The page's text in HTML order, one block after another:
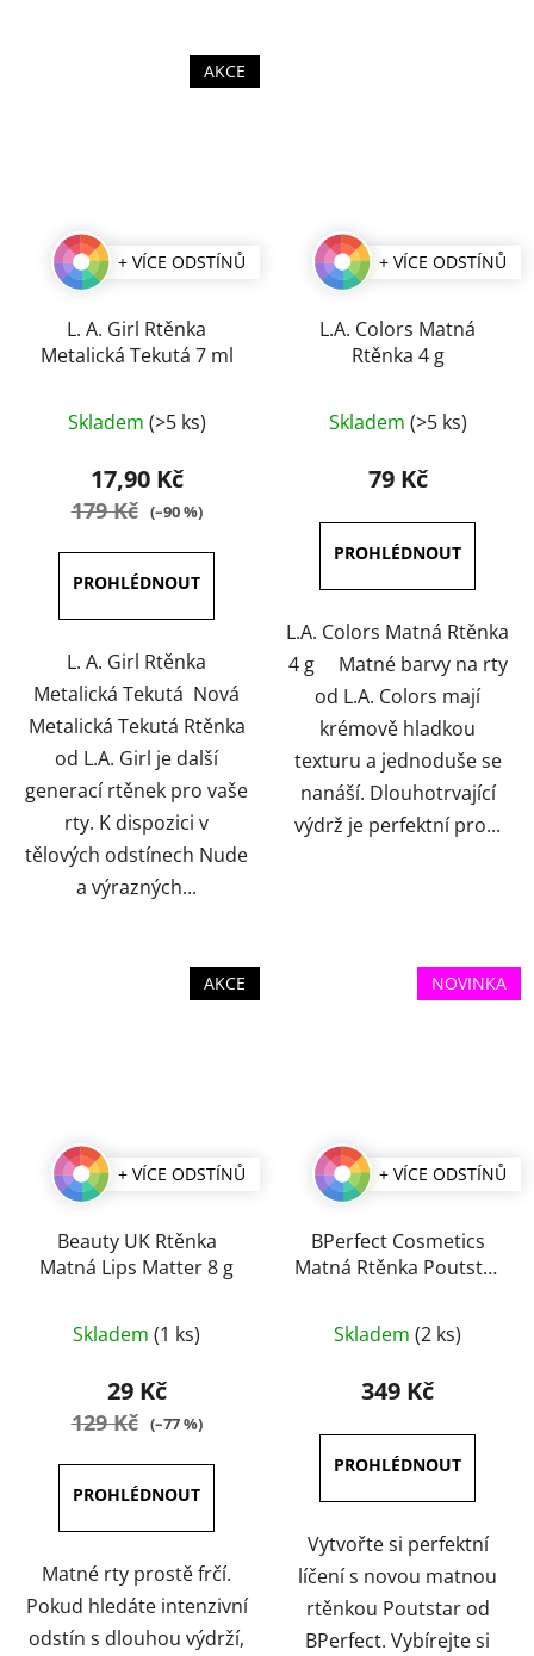
AKCE
+ VÍCE ODSTÍNŮ
L. A. Girl Rtěnka
Metalická Tekutá 7 ml
hodnocení
produktu
je
5
hvězdiček.
Skladem (>5 ks)
17,90 Kč
179 Kč (–90 %)
L. A. Girl Rtěnka
Metalická Tekutá Nová
Metalická Tekutá Rtěnka
od L.A. Girl je další
generací rtěnek pro vaše
rty. K dispozici v
tělových odstínech Nude
a výrazných...
+ VÍCE ODSTÍNŮ
L.A. Colors Matná
Rtěnka 4 g
hodnocení
produktu
5,0
z
5
hvězdiček.
Skladem (>5 ks)
79 Kč
L.A. Colors Matná Rtěnka
4 g Matné barvy na rty
od L.A. Colors mají
krémově hladkou
texturu a jednoduše se
nanáší. Dlouhotrvající
výdrž je perfektní pro...
AKCE
+ VÍCE ODSTÍNŮ
Beauty UK Rtěnka
Matná Lips Matter 8 g
hodnocení
produktu
je
5
hvězdiček.
Skladem (1 ks)
29 Kč
129 Kč (–77 %)
Matné rty prostě frčí.
Pokud hledáte intenzivní
odstín s dlouhou výdrží,
NOVINKA
+ VÍCE ODSTÍNŮ
BPerfect Cosmetics
Matná Rtěnka Poutstar
hodnocení
produktu
4,5
z
5
hvězdiček.
Skladem (2 ks)
349 Kč
Vytvořte si perfektní
líčení s novou matnou
rtěnkou Poutstar od
BPerfect. Vybírejte si